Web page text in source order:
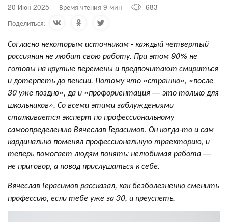
20 Июн 2025 Время чтения 9 мин
683
Поделиться:
Согласно некоторым источникам - каждый четвертый
россиянин не любит свою работу. При этом 90% не
готовы на крутые перемены и предпочитают смириться
и дотерпеть до пенсии. Потому что «страшно», «после
30 уже поздно», да и «профориентация — это только для
школьников». Со всеми этими заблуждениями
сталкивается эксперт по профессиональному
самоопределению Вячеслав Герасимов. Он когда-то и сам
кардинально поменял профессиональную траекторию, и
теперь помогает людям понять: нелюбимая работа —
не приговор, а повод прислушаться к себе.
Вячеслав Герасимов рассказал, как безболезненно сменить
профессию, если тебе уже за 30, и преуспеть.